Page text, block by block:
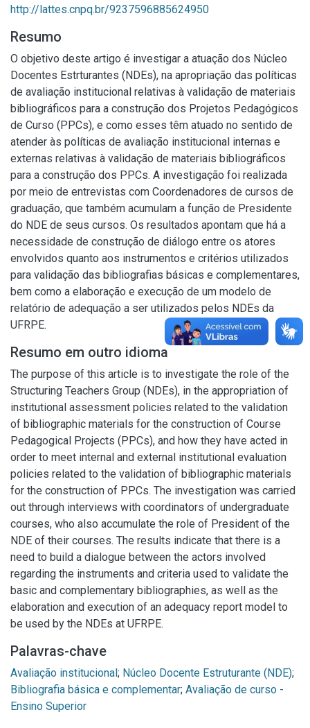
http://lattes.cnpq.br/9237596885624950
Resumo
O objetivo deste artigo é investigar a atuação dos Núcleo
Docentes Estrturantes (NDEs), na apropriação das políticas
de avaliação institucional relativas à validação de materiais
bibliográficos para a construção dos Projetos Pedagógicos
de Curso (PPCs), e como esses têm atuado no sentido de
atender às políticas de avaliação institucional internas e
externas relativas à validação de materiais bibliográficos
para a construção dos PPCs. A investigação foi realizada
por meio de entrevistas com Coordenadores de cursos de
graduação, que também acumulam a função de Presidente
do NDE de seus cursos. Os resultados apontam que há a
necessidade de construção de diálogo entre os atores
envolvidos quanto aos instrumentos e critérios utilizados
para validação das bibliografias básicas e complementares,
bem como a elaboração e execução de um modelo de
relatório de adequação a ser utilizados pelos NDEs da
UFRPE.
Resumo em outro idioma
The purpose of this article is to investigate the role of the
Structuring Teachers Group (NDEs), in the appropriation of
institutional assessment policies related to the validation
of bibliographic materials for the construction of Course
Pedagogical Projects (PPCs), and how they have acted in
order to meet internal and external institutional evaluation
policies related to the validation of bibliographic materials
for the construction of PPCs. The investigation was carried
out through interviews with coordinators of undergraduate
courses, who also accumulate the role of President of the
NDE of their courses. The results indicate that there is a
need to build a dialogue between the actors involved
regarding the instruments and criteria used to validate the
basic and complementary bibliographies, as well as the
elaboration and execution of an adequacy report model to
be used by the NDEs at UFRPE.
Palavras-chave
Avaliação institucional; Núcleo Docente Estruturante (NDE);
Bibliografia básica e complementar; Avaliação de curso -
Ensino Superior